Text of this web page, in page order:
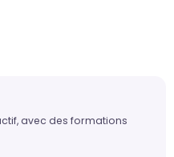
avec des formations